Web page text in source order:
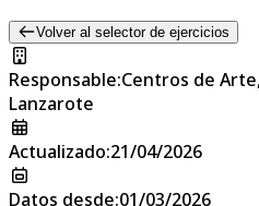
Volver al selector de ejercicios
Responsable:Centros de
Lanzarote
Actualizado:21/04/2026
Datos desde:01/03/2026